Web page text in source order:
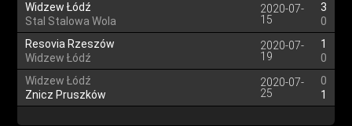
Widzew Łódź
Stal Stalowa Wola
2020-07-
15
3
0
Resovia Rzeszów
Widzew Łódź
2020-07-
19
1
0
Widzew Łódź
Znicz Pruszków
2020-07-
25
0
1